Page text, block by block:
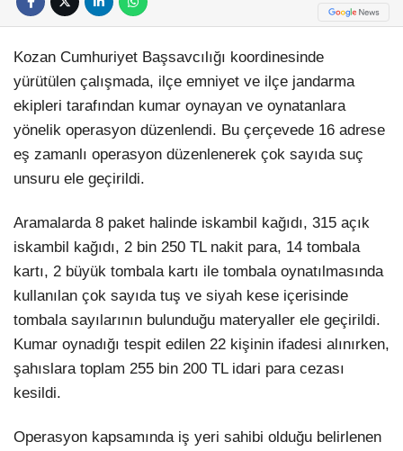
Kozan Cumhuriyet Başsavcılığı koordinesinde
yürütülen çalışmada, ilçe emniyet ve ilçe jandarma
ekipleri tarafından kumar oynayan ve oynatanlara
yönelik operasyon düzenlendi. Bu çerçevede 16 adrese
eş zamanlı operasyon düzenlenerek çok sayıda suç
unsuru ele geçirildi.
Aramalarda 8 paket halinde iskambil kağıdı, 315 açık
iskambil kağıdı, 2 bin 250 TL nakit para, 14 tombala
kartı, 2 büyük tombala kartı ile tombala oynatılmasında
kullanılan çok sayıda tuş ve siyah kese içerisinde
tombala sayılarının bulunduğu materyaller ele geçirildi.
Kumar oynadığı tespit edilen 22 kişinin ifadesi alınırken,
şahıslara toplam 255 bin 200 TL idari para cezası
kesildi.
Operasyon kapsamında iş yeri sahibi olduğu belirlenen